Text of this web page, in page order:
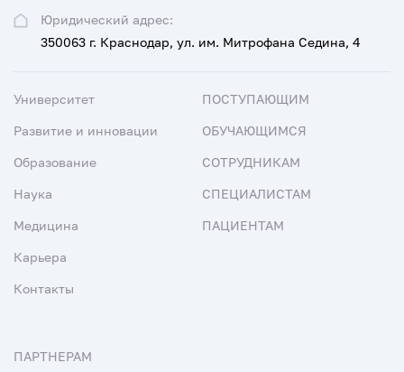
Юридический адрес:
350063 г. Краснодар, ул. им. Митрофана Седина, 4
Университет
Развитие и инновации
Образование
Наука
Медицина
Карьера
Контакты
ПОСТУПАЮЩИМ
ОБУЧАЮЩИМСЯ
СОТРУДНИКАМ
СПЕЦИАЛИСТАМ
ПАЦИЕНТАМ
ПАРТНЕРАМ